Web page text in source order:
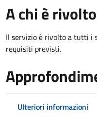
A chi è rivolto
Il servizio è rivolto a tutti i
requisiti previsti.
Ulteriori informazioni